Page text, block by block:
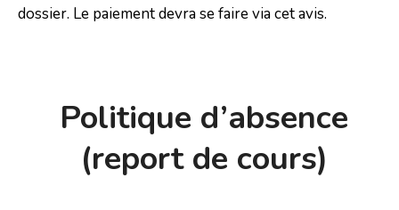
dossier. Le paiement devra se faire via cet avis.
Politique d’absence
(report de cours)